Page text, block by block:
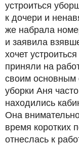
устроиться
к дочери и
же набрала
и заявила
хочет
приняли на
своим основным
уборки Аня
находились
Она
время коротких
отнеслась к